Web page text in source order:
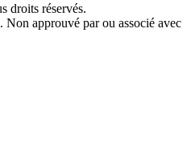
droits réservés.
approuvé par ou associé avec